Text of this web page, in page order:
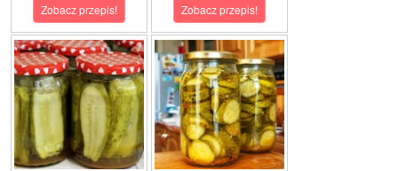
Zobacz przepis! Zobacz przepis!